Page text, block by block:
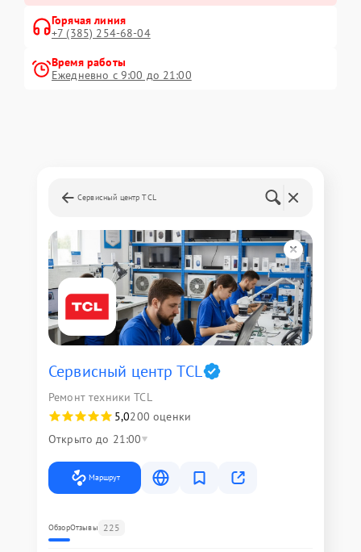
Горячая линия
+7 (385) 254-68-04
Время работы
Ежедневно с 9:00 до 21:00
Сервисный центр TCL
Сервисный центр TCL
Ремонт техники TCL
5,0200 оценки
Открыто до 21:00
Маршрут
ОбзорОтзывы 225